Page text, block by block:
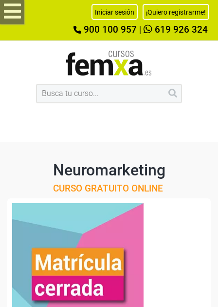
Iniciar sesión ¡Quiero registrarme!
900 100 957 619 926 324
Neuromarketing
CURSO GRATUITO ONLINE